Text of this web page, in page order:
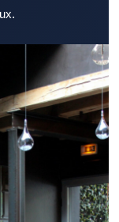
rassure
de Marne
types de repas.
de Marne compte
d’un
Des produits
Val de Marne.
d’un
Marne bien
Un Restaurant
les actifs. Un
Val de Marne à